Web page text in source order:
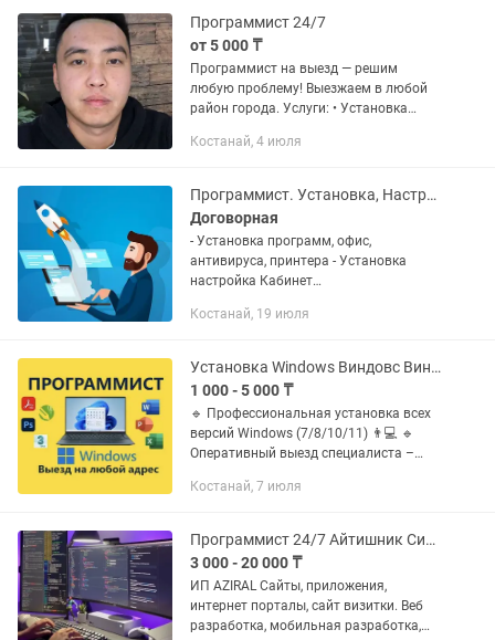
Программист 24/7
от 5 000 ₸
Программист на выезд — решим
любую проблему! Выезжаем в любой
район города. Услуги: • Установка
Обновление драйверов • Установка и
Костанай, 4 июля
Программист. Установка, Настройка, Обновление 1С, Обслуживание ПК
Договорная
- Установка программ, офис,
антивируса, принтера - Установка
настройка Кабинет
Установка, обновление программы 1С
ЭСФ -...
Костанай, 19 июля
Установка Windows Виндовс Виндовс Ворд Офис Office Программы Программист ПК
1 000 - 5 000 ₸
🔹 Профессиональная установка всех
версий Windows (7/8/10/11) 👨💻 🔹
Оперативный выезд специалиста –
на все услуги – 1 год 💯 📌 Услуги: ✅
Костанай, 7 июля
Программист 24/7 Айтишник Системный администратор
3 000 - 20 000 ₸
ИП AZIRAL Сайты, приложения,
интернет порталы, сайт визитки. Веб
разработка, мобильная разработка,